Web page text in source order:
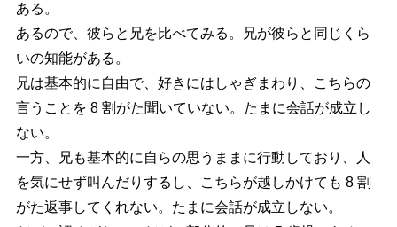
ある。
あるので、彼らと兄を比べてみる。兄が彼らと同じくら
いの知能がある。
兄は基本的に自由で、好きにはしゃぎまわり、こちらの
言うことを 8 割がた聞いていない。たまに会話が成立し
ない。
一方、兄も基本的に自らの思うままに行動しており、人
を気にせず叫んだりするし、こちらが越しかけても 8 割
がた返事してくれない。たまに会話が成立しない。